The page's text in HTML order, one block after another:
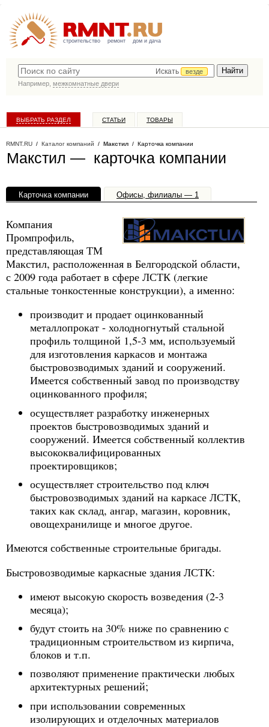
строительство ремонт дом и дача
Искать
везде
Например, межкомнатные двери
ВЫБРАТЬ РАЗДЕЛ СТАТЬИ ТОВАРЫ
RMNT.RU / Каталог компаний / Макстил / Карточка компании
Макстил — карточка компании
Карточка компании Офисы, филиалы — 1
Компания
Промпрофиль,
представляющая ТМ
Макстил, расположенная в Белгородской области,
с 2009 года работает в сфере ЛСТК (легкие
стальные тонкостенные конструкции), а именно:
производит и продает оцинкованный
металлопрокат - холодногнутый стальной
профиль толщиной 1,5-3 мм, используемый
для изготовления каркасов и монтажа
быстровозводимых зданий и сооружений.
Имеется собственный завод по производству
оцинкованного профиля;
осуществляет разработку инженерных
проектов быстровозводимых зданий и
сооружений. Имеется собственный коллектив
высококвалифицированных
проектировщиков;
осуществляет строительство под ключ
быстровозводимых зданий на каркасе ЛСТК,
таких как склад, ангар, магазин, коровник,
овощехранилище и многое другое.
Имеются собственные строительные бригады.
Быстровозводимые каркасные здания ЛСТК:
имеют высокую скорость возведения (2-3
месяца);
будут стоить на 30% ниже по сравнению с
традиционным строительством из кирпича,
блоков и т.п.
позволяют применение практически любых
архитектурных решений;
при использовании современных
изолирующих и отделочных материалов